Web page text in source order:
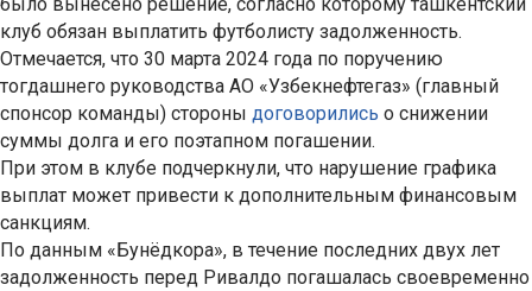
было вынесено решение, согласно которому ташкентский
клуб обязан выплатить футболисту задолженность.
Отмечается, что 30 марта 2024 года по поручению
тогдашнего руководства АО «Узбекнефтегаз» (главный
спонсор команды) стороны договорились о снижении
суммы долга и его поэтапном погашении.
При этом в клубе подчеркнули, что нарушение графика
выплат может привести к дополнительным финансовым
санкциям.
По данным «Бунёдкора», в течение последних двух лет
задолженность перед Ривалдо погашалась своевременно